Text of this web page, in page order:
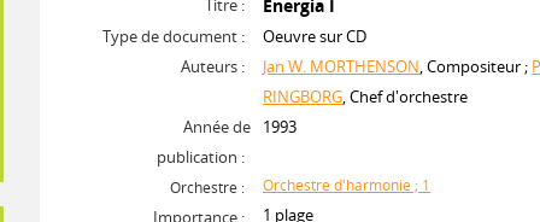
Titre : Energia I
Type de document :
Oeuvre sur CD
Auteurs :
Jan W. MORTHENSON, Compositeur ;
RINGBORG, Chef d'orchestre
Année de
publication :
1993
Orchestre : Orchestre d'harmonie ; 1
Importance :
1 plage